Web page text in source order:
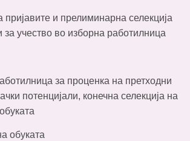
пријавите и прелиминарна селекција
за учество во изборна работилница
за проценка на претходни
потенцијали, конечна селекција на
обуката